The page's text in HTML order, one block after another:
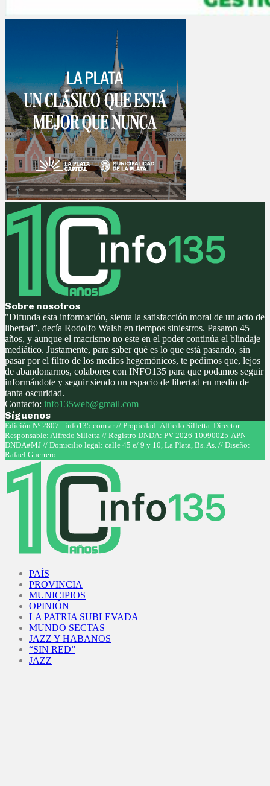
Sobre nosotros
"Difunda esta información, sienta la satisfacción moral de un acto de
libertad”, decía Rodolfo Walsh en tiempos siniestros. Pasaron 45
años, y aunque el macrismo no este en el poder continúa el blindaje
mediático. Justamente, para saber qué es lo que está pasando, sin
pasar por el filtro de los medios hegemónicos, te pedimos que, lejos
de abandonarnos, colabores con INFO135 para que podamos seguir
informándote y seguir siendo un espacio de libertad en medio de
tanta oscuridad.
Contacto: info135web@gmail.com
Síguenos
Facebook
Twitter
Instagram
Youtube
Edición Nº 2807 - info135.com.ar // Propiedad: Alfredo Silletta. Director
Responsable: Alfredo Silletta // Registro DNDA: PV-2026-10090025-APN-
DNDA#MJ // Domicilio legal: calle 45 e/ 9 y 10, La Plata, Bs. As. // Diseño:
Rafael Guerrero
PAÍS
PROVINCIA
MUNICIPIOS
OPINIÓN
LA PATRIA SUBLEVADA
MUNDO SECTAS
JAZZ Y HABANOS
“SIN RED”
JAZZ